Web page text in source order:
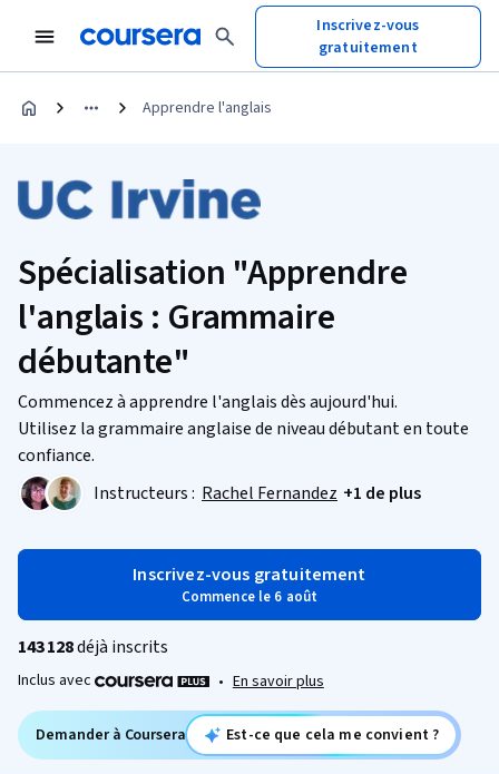
Inscrivez-vous
gratuitement
Apprendre l'anglais
Spécialisation "Apprendre
l'anglais : Grammaire
débutante"
Commencez à apprendre l'anglais dès aujourd'hui.
Utilisez la grammaire anglaise de niveau débutant en toute
confiance.
Instructeurs : Rachel Fernandez +1 de plus
Inscrivez-vous gratuitement
Commence le 6 août
143 128déjà inscrits
Inclus avec • En savoir plus
Demander à Coursera Est-ce que cela me convient ?